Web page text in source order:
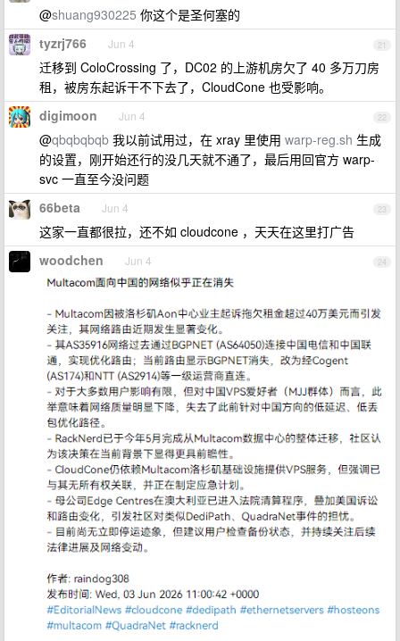
@shuang930225 你这个是圣何塞的
21
tyzrj766 Jun 4
迁移到 ColoCrossing 了，DC02 的上游机房欠了 40 多万刀房
租，被房东起诉干不下去了，CloudCone 也受影响。
22
digimoon Jun 4
@qbqbqbqb 我以前试用过，在 xray 里使用 warp-reg.sh 生成
的设置，刚开始还行的没几天就不通了，最后用回官方 warp-
svc 一直至今没问题
23
66beta Jun 4
这家一直都很拉，还不如 cloudcone ，天天在这里打广告
24
woodchen Jun 4